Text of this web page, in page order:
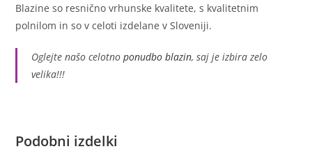
Blazine so resnično vrhunske kvalitete, s kvalitetnim
polnilom in so v celoti izdelane v Sloveniji.
Oglejte našo celotnoponudbo blazin, saj je izbira zelo
velika!!!
Podobni izdelki